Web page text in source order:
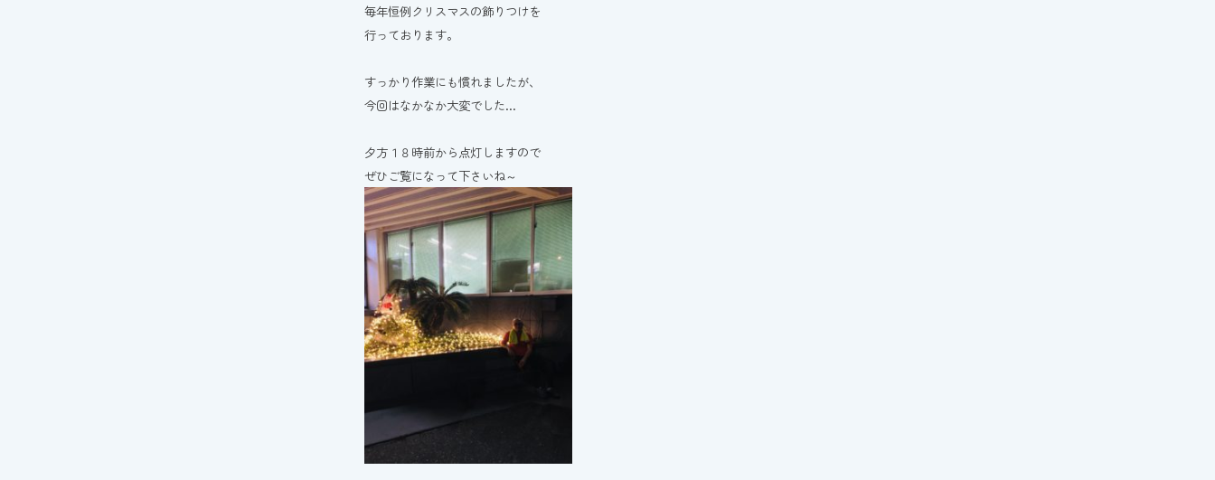
毎年恒例クリスマスの飾りつけを
行っております。
すっかり作業にも慣れましたが、
今回はなかなか大変でした…
夕方１８時前から点灯しますので
ぜひご覧になって下さいね～